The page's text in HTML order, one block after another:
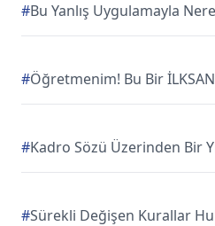
#Bu Yanlış Uygulamayla
#Öğretmenim! Bu Bir
#Kadro Sözü Üzerinden Bir
#Sürekli Değişen Kurallar